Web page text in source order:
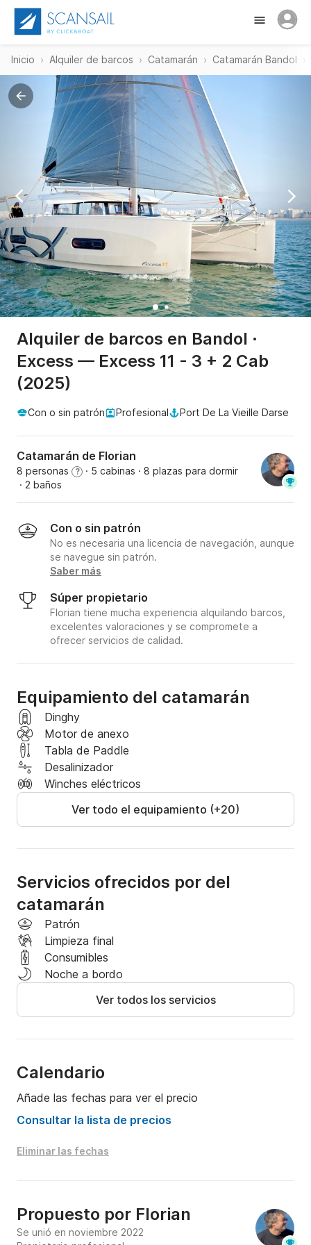
Inicio Alquiler de barcos Catamarán Catamarán Bandol
Alquiler de barcos en Bandol ·
Excess — Excess 11 - 3 + 2 Cab
(2025)
Con o sin patrón Profesional Port De La Vieille Darse
Catamarán de Florian
8 personas ? · 5 cabinas · 8 plazas para dormir
· 2 baños
Con o sin patrón
No es necesaria una licencia de navegación, aunque
se navegue sin patrón.
Saber más
Súper propietario
Florian tiene mucha experiencia alquilando barcos,
excelentes valoraciones y se compromete a
ofrecer servicios de calidad.
Equipamiento del catamarán
Dinghy
Motor de anexo
Tabla de Paddle
Desalinizador
Winches eléctricos
Ver todo el equipamiento (+20)
Servicios ofrecidos por del
catamarán
Patrón
Limpieza final
Consumibles
Noche a bordo
Ver todos los servicios
Calendario
Añade las fechas para ver el precio
Consultar la lista de precios
Eliminar las fechas
Propuesto por Florian
Se unió en noviembre 2022